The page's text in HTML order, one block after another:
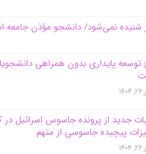
نمی‌شود/ دانشجو مؤذن جامعه
پایداری بدون همراهی
جدید از پرونده جاسوس اسرائیل
پیچیده جاسوسی از متهم